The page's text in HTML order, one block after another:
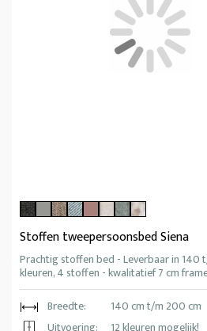
Stoffen tweepersoonsbed Siena
Prachtig stoffen bed - Leverbaar in 140
kleuren, 4 stoffen - kwalitatief 7 cm
Breedte:
140 cm t/m 200 cm